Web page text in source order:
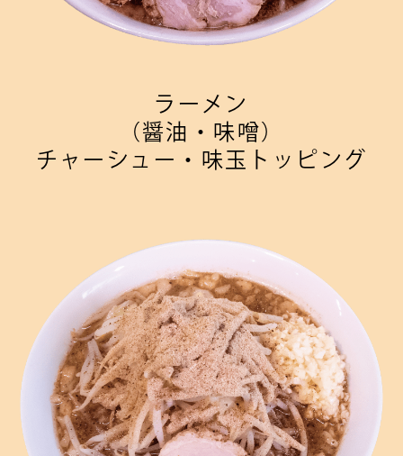
ラーメン
（醤油・味噌）
チャーシュー・
味玉トッピング